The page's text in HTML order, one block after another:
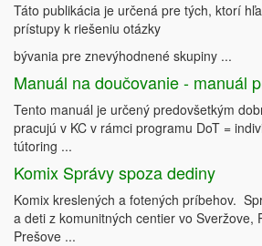
Táto publikácia je určená pre tých, ktorí
prístupy k riešeniu otázky
bývania pre znevýhodnené skupiny ...
Manuál na doučovanie - manuál
Tento manuál je určený predovšetkým
pracujú v KC v rámci programu DoT =
tútoring ...
Komix Správy spoza dediny
Komix kreslených a fotených príbehov.
a deti z komunitných centier vo Sveržove,
Prešove ...